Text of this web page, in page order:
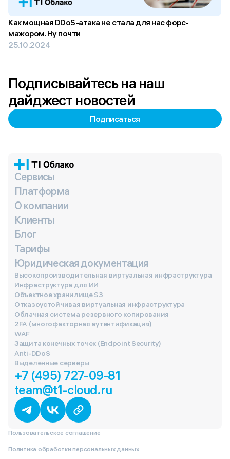
Как мощная DDoS-атака не стала для нас форс-
мажором. Ну почти
25.10.2024
Подписывайтесь на наш
дайджест новостей
Подписаться
Сервисы
Платформа
О компании
Клиенты
Блог
Тарифы
Юридическая документация
Высокопроизводительная виртуальная инфраструктура
Инфраструктура для ИИ
Объектное хранилище S3
Отказоустойчивая виртуальная инфраструктура
Облачная система резервного копирования
2FA (многофакторная аутентификация)
WAF
Защита конечных точек (Endpoint Security)
Anti-DDoS
Выделенные серверы
+7 (495) 727-09-81
team@t1-cloud.ru
Пользовательское соглашение
Политика обработки персональных данных